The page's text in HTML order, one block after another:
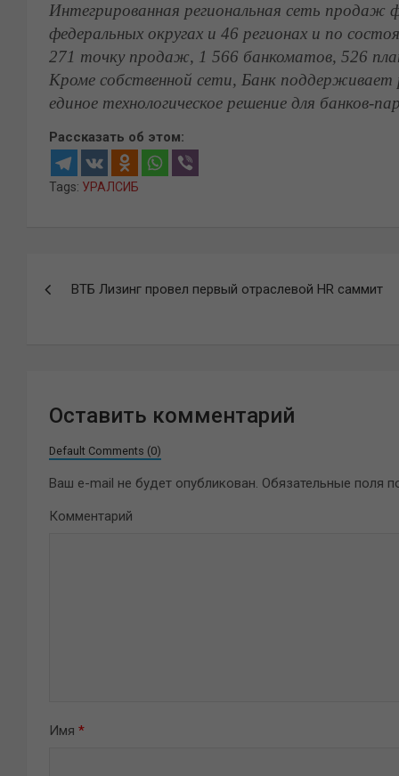
Интегрированная региональная сеть продаж
федеральных округах и 46 регионах и по
271 точку продаж, 1 566 банкоматов, 526
Кроме собственной сети, Банк
единое технологическое решение для банков-
Рассказать об этом:
Tags: УРАЛСИБ
ВТБ Лизинг провел первый отраслевой HR саммит
Оставить комментарий
Default Comments (0)
Ваш e-mail не будет опубликован. Обязательные поля
Комментарий
Имя *